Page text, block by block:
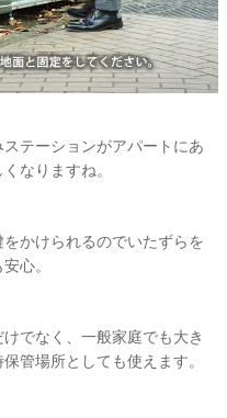
テーションがアパートにあ
なりますね。
かけられるのでいたずらを
心。
でなく、一般家庭でも大き
管場所としても使えます。